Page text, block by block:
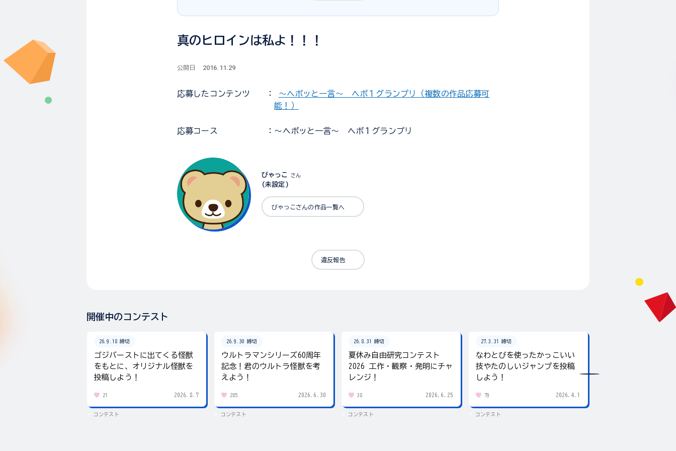
真のヒロインは私よ！！！
公開日 2016.11.29
応募した コンテンツ ： ～ヘボッと一言～ ヘボ１グランプリ（複数の作品応募可
能！）
応募コース ：～ヘボッと一言～ ヘボ１グランプリ
びゃっこ さん
(未設定)
びゃっこさんの作品一覧へ
違反報告
開催中のコンテスト
26.9.18 締切
ゴジバーストに出てくる怪獣
をもとに、オリジナル怪獣を
投稿しよう！
21 2026.8.7
コンテスト
26.9.30 締切
ウルトラマンシリーズ60周年
記念！君のウルトラ怪獣を考
えよう！
285 2026.6.30
コンテスト
26.8.31 締切
夏休み自由研究コンテスト
2026 工作・観察・発明にチャ
レンジ！
38 2026.6.25
コンテスト
27.3.31 締切
なわとびを使ったかっこいい
技やたのしいジャンプを投稿
しよう！
79 2026.4.1
コンテスト